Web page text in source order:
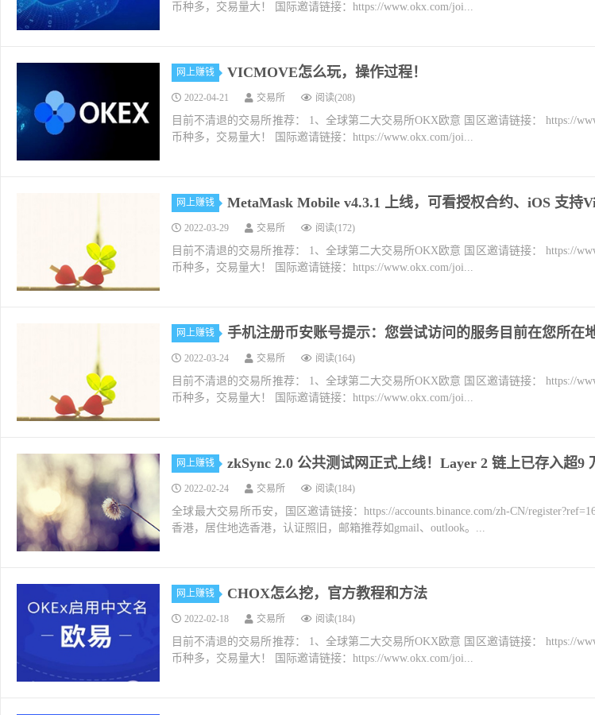
币种多，交易量大！ 国际邀请链接：https://www.okx.com/joi...
网上赚钱 VICMOVE怎么玩，操作过程！
2022-04-21 交易所 阅读(208)
目前不清退的交易所推荐： 1、全球第二大交易所OKX欧意 国区邀请链接： https://
币种多，交易量大！ 国际邀请链接：https://www.okx.com/joi...
网上赚钱 MetaMask Mobile v4.3.1 上线，可看授权合约、iOS 支持
2022-03-29 交易所 阅读(172)
目前不清退的交易所推荐： 1、全球第二大交易所OKX欧意 国区邀请链接： https://
币种多，交易量大！ 国际邀请链接：https://www.okx.com/joi...
网上赚钱 手机注册币安账号提示：您尝试访问的服务目前在您所在
2022-03-24 交易所 阅读(164)
目前不清退的交易所推荐： 1、全球第二大交易所OKX欧意 国区邀请链接： https://
币种多，交易量大！ 国际邀请链接：https://www.okx.com/joi...
网上赚钱 zkSync 2.0 公共测试网正式上线！Layer 2 链上已存入超9
2022-02-24 交易所 阅读(184)
全球最大交易所币安，国区邀请链接：https://accounts.binance.com/zh-CN/
香港，居住地选香港，认证照旧，邮箱推荐如gmail、outlook。...
网上赚钱 CHOX怎么挖，官方教程和方法
2022-02-18 交易所 阅读(184)
目前不清退的交易所推荐： 1、全球第二大交易所OKX欧意 国区邀请链接： https://
币种多，交易量大！ 国际邀请链接：https://www.okx.com/joi...